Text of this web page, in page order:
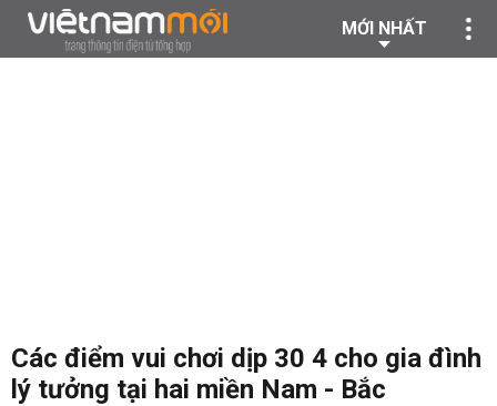
MỚI NHẤT
Các điểm vui chơi dịp 30 4 cho gia đình
lý tưởng tại hai miền Nam - Bắc